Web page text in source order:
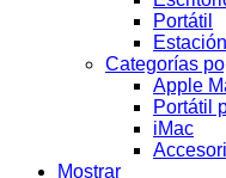
Portátil
Categorías
Apple
Portátil
iMac
Mostrar